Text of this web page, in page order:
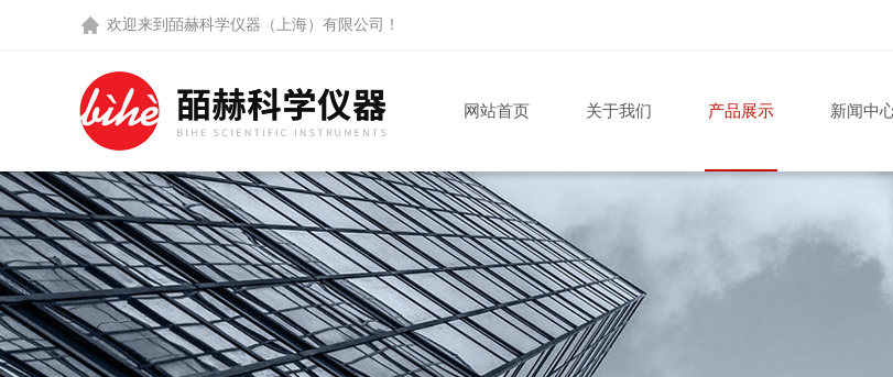
欢迎来到 皕赫科学仪器（上海）有限公司 ！
网站首页 关于我们 产品展示 新闻中